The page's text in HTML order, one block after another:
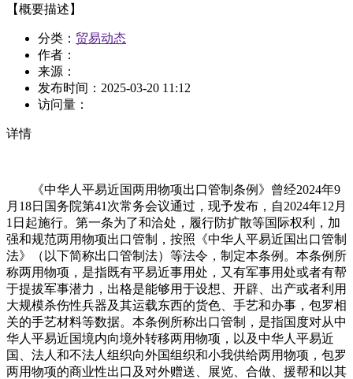
【概要描述】
分类： 贸易动态
作者：
来源：
发布时间： 2025-03-20 11:12
访问量：
详情
《中华人平易近国两用物项出口管制条例》曾经2024年9
月18日国务院第41次常务会议通过，现予发布，自2024年12月
1日起施行。第一条为了和洽处，履行防扩散等国际权利，加
强和规范两用物项出口管制，按照《中华人平易近国出口管制
法》（以下简称出口管制法）等法令，制定本条例。本条例所
称两用物项，是指既有平易近事用处，又有军事用处或者有帮
于提拔军事潜力，出格是能够用于设想、开辟、出产或者利用
大规模杀伤性兵器及其运载东西的货色、手艺和办事，包罗相
关的手艺材料等数据。本条例所称出口管制，是指国度对从中
华人平易近国境内向境外转移两用物项，以及中华人平易近
国、法人和不法人组织向外国组织和小我供给两用物项，包罗
两用物项的商业性出口及对外赠送、展览、合做、援帮和以其